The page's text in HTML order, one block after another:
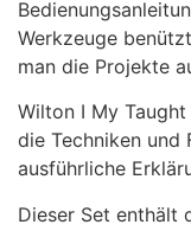
Werkzeuge
man die Projekte
Wilton I My
die Techniken und
ausführliche
Dieser Set enthält